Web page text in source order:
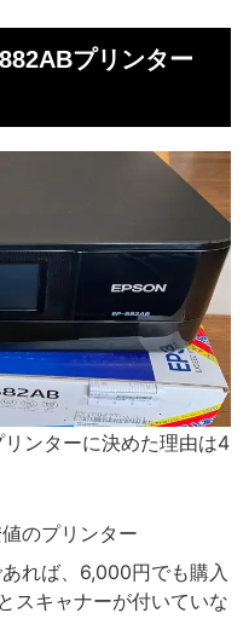
プリンター
ンターに決めた理由は4
のプリンター
れば、6,000円でも購入
スキャナーが付いていな